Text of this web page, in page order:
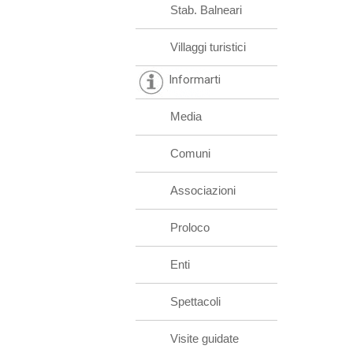
Stab. Balneari
Villaggi turistici
Informarti
Media
Comuni
Associazioni
Proloco
Enti
Spettacoli
Visite guidate